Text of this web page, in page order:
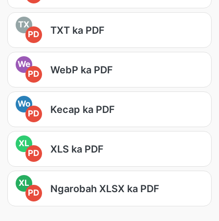
TX
PD
TXT ka PDF
We
PD
WebP ka PDF
Wo
PD
Kecap ka PDF
XL
PD
XLS ka PDF
XL
PD
Ngarobah XLSX ka PDF